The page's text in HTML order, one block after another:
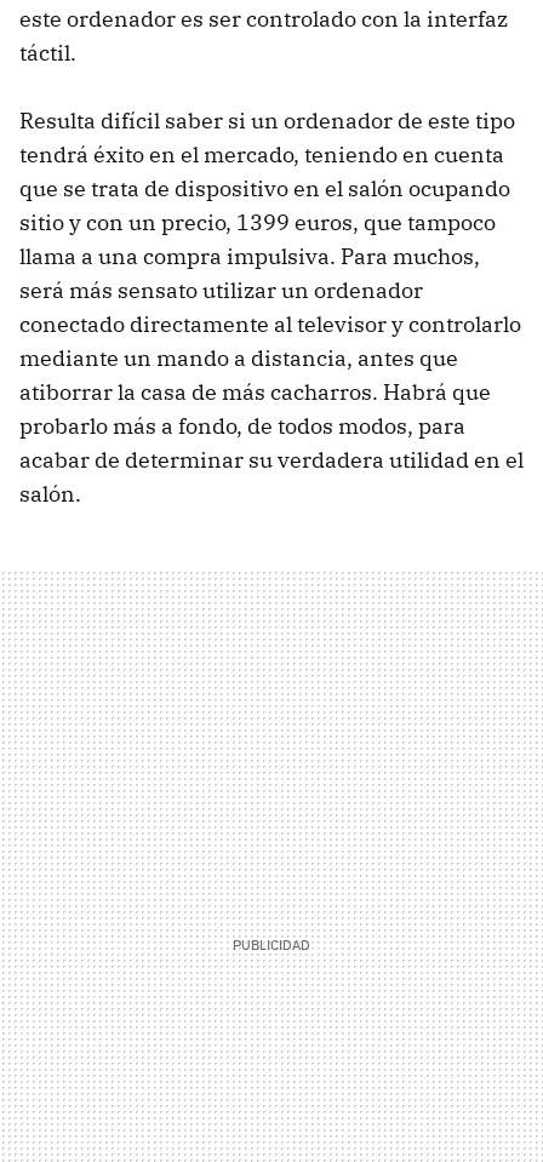
este ordenador es ser controlado con la interfaz
táctil.
Resulta difícil saber si un ordenador de este tipo
tendrá éxito en el mercado, teniendo en cuenta
que se trata de dispositivo en el salón ocupando
sitio y con un precio, 1399 euros, que tampoco
llama a una compra impulsiva. Para muchos,
será más sensato utilizar un ordenador
conectado directamente al televisor y controlarlo
mediante un mando a distancia, antes que
atiborrar la casa de más cacharros. Habrá que
probarlo más a fondo, de todos modos, para
acabar de determinar su verdadera utilidad en el
salón.